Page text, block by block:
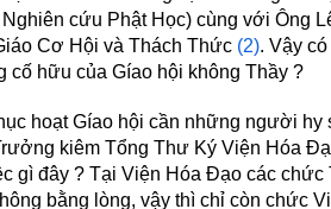
cứu Phật Học) cùng với Ông
Cơ Hội và Thách Thức (2). Vậy
hữu của Gíao hội không Thầy ?
hoạt Gíao hội cần những người
kiêm Tổng Thư Ký Viện Hóa
gì đây ? Tại Viện Hóa Đạo các
bằng lòng, vậy thì chỉ còn chức